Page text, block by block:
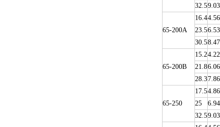
32.59.03
65-200A
16.44.56
23.56.53
30.58.47
65-200B
15.24.22
21.86.06
28.37.86
65-250
17.54.86
25
6.94
32.59.03